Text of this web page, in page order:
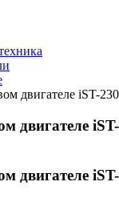
двигателе iST-
двигателе
двигателе